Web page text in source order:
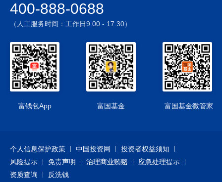
400-888-0688
（人工服务时间：工作日9:00 - 17:30）
富钱包App 富国基金 富国基金微管家
个人信息保护政策 中国投资网
投资者权益须知
风险提示
免责声明 治理商业贿赂
应急处理提示
资质查询
反洗钱